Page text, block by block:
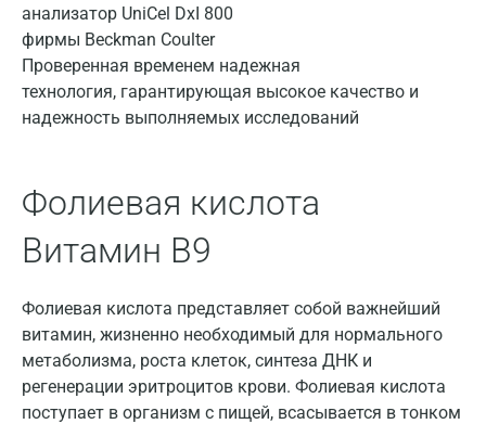
Проверенная временем надежная
технология, гарантирующая высокое качество и
надежность выполняемых исследований
Фолиевая кислота
Витамин B9
Фолиевая кислота представляет собой важнейший
витамин, жизненно необходимый для нормального
метаболизма, роста клеток, синтеза ДНК и
регенерации эритроцитов крови. Фолиевая кислота
поступает в организм с пищей, всасывается в тонком
Волгоград
Волжский
Вологда
Голубое
Дзержинск
Дзержинский